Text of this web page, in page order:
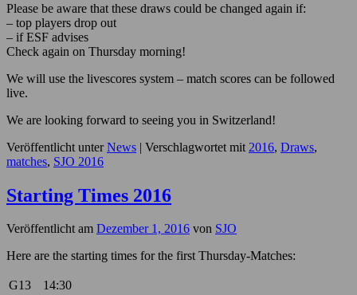
Please be aware that these draws could be changed again if:
– top players drop out
– if ESF advises
Check again on Thursday morning!
We will use the livescores system – match scores can be followed
live.
We are looking forward to seeing you in Switzerland!
Veröffentlicht unter News | Verschlagwortet mit 2016, Draws,
matches, SJO 2016
Starting Times 2016
Veröffentlicht am Dezember 1, 2016 von SJO
Here are the starting times for the first Thursday-Matches:
G13
14:30